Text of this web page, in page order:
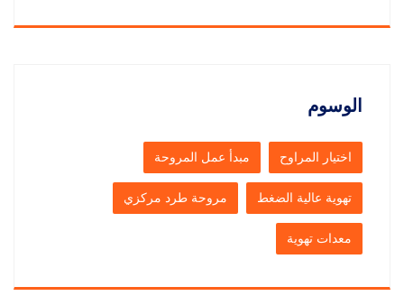
الوسوم
اختيار المراوح مبدأ عمل المروحة
تهوية عالية الضغط مروحة طرد مركزي
معدات تهوية